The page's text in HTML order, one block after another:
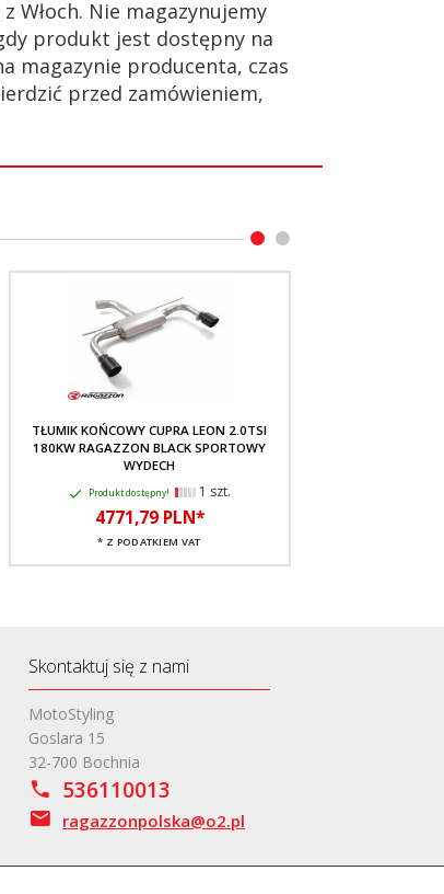
Włoch. Nie magazynujemy
produkt jest dostępny na
magazynie producenta, czas
przed zamówieniem,
TŁUMIK KOŃCOWY CUPRA LEON 2.0TSI
180KW RAGAZZON BLACK SPORTOWY
WYDECH
Produkt dostępny! 1 szt.
4771,79 PLN*
* Z PODATKIEM VAT
Skontaktuj się z nami
MotoStyling
Goslara 15
32-700 Bochnia
536110013
ragazzonpolska@o2.pl